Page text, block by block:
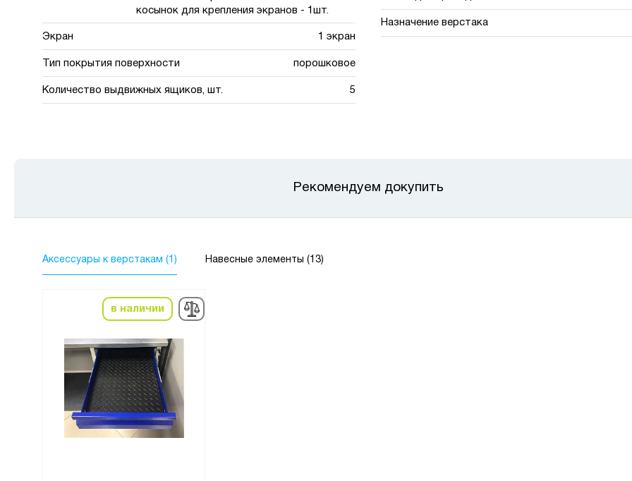
косынок для крепления экранов - 1шт.
Экран 1 экран
Тип покрытия поверхности порошковое
Количество выдвижных ящиков, шт. 5
Назначение верстака
Рекомендуем докупить
Аксессуары к верстакам (1) Навесные элементы (13)
в наличии